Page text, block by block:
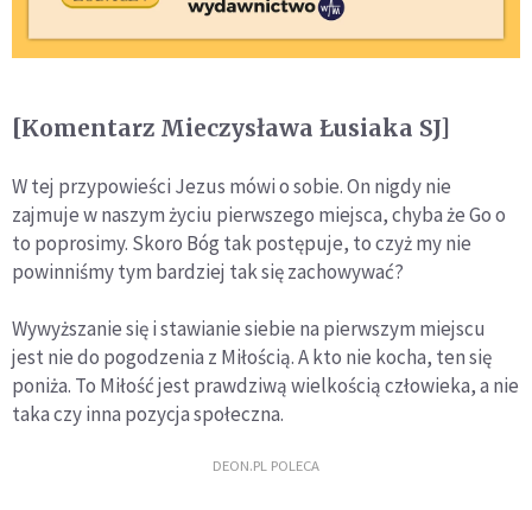
[Komentarz Mieczysława Łusiaka SJ]
W tej przypowieści Jezus mówi o sobie. On nigdy nie
zajmuje w naszym życiu pierwszego miejsca, chyba że Go o
to poprosimy. Skoro Bóg tak postępuje, to czyż my nie
powinniśmy tym bardziej tak się zachowywać?
Wywyższanie się i stawianie siebie na pierwszym miejscu
jest nie do pogodzenia z Miłością. A kto nie kocha, ten się
poniża. To Miłość jest prawdziwą wielkością człowieka, a nie
taka czy inna pozycja społeczna.
DEON.PL POLECA